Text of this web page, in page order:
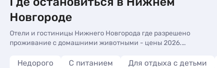
Новгороде
Отели и гостиницы Нижнего Новгорода где разрешено
проживание с домашними животными - цены 2026.
собаками, кошками и другими животными в Нижнем
Недорого С питанием Для отдыха с детьми